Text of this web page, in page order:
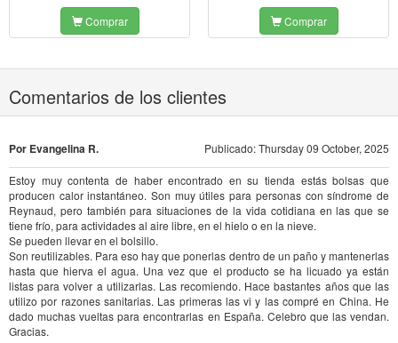
Comprar Comprar
Comentarios de los clientes
Por Evangelina R. Publicado: Thursday 09 October, 2025
Estoy muy contenta de haber encontrado en su tienda estás bolsas que
producen calor instantáneo. Son muy útiles para personas con síndrome de
Reynaud, pero también para situaciones de la vida cotidiana en las que se
tiene frío, para actividades al aire libre, en el hielo o en la nieve.
Se pueden llevar en el bolsillo.
Son reutilizables. Para eso hay que ponerlas dentro de un paño y mantenerlas
hasta que hierva el agua. Una vez que el producto se ha licuado ya están
listas para volver a utilizarlas. Las recomiendo. Hace bastantes años que las
utilizo por razones sanitarias. Las primeras las vi y las compré en China. He
dado muchas vueltas para encontrarlas en España. Celebro que las vendan.
Gracias.